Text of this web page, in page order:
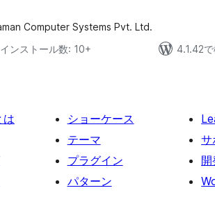
Computer Systems Pvt. Ltd.
ンストール数: 10+
4.1.42
は
ショーケース
テーマ
プラグイン
パターン
サ